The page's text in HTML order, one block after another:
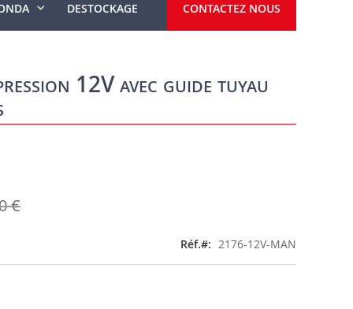
DESTOCKAGE CONTACTEZ NOUS
12V avec guide tuyau
€
Réf. 2176-12V-MAN